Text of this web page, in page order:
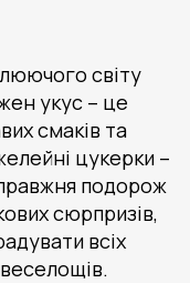
світу
укус – це
смаків та
цукерки –
подорож
сюрпризів,
всіх